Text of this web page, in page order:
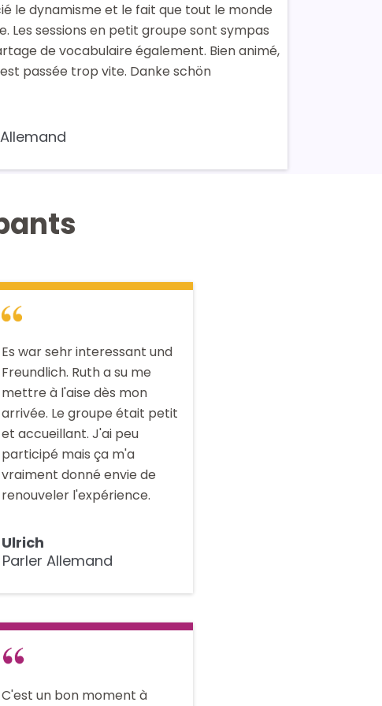
le dynamisme et le fait que tout le monde
Les sessions en petit groupe sont sympas
de vocabulaire également. Bien animé,
passée trop vite. Danke schön
Es war sehr interessant und
Freundlich. Ruth a su me
mettre à l'aise dès mon
arrivée. Le groupe était petit
et accueillant. J'ai peu
participé mais ça m'a
vraiment donné envie de
renouveler l'expérience.
Ulrich
Parler Allemand
C'est un bon moment à